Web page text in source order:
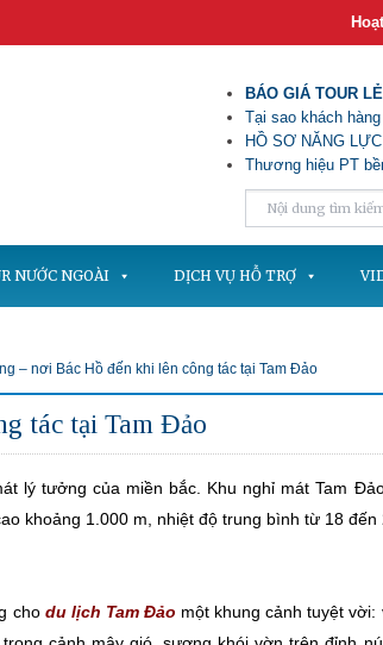
BÁO GIÁ TOUR
Tại sao khách
HỒ SƠ NĂNG
Thương hiệu PT
NƯỚC NGOÀI DỊCH VỤ HỖ TRỢ
– nơi Bác Hồ đến khi lên công tác tại Tam Đảo
tác tại Tam Đảo
lý tưởng của miền bắc. Khu nghỉ mát Tam
khoảng 1.000 m, nhiệt độ trung bình từ 18 đến
cho du lịch Tam Đảo một khung cảnh tuyệt vời: